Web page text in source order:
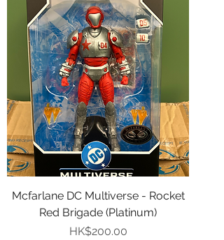
Mcfarlane DC Multiverse - Rocket
Red Brigade (Platinum)
價格
HK$200.00